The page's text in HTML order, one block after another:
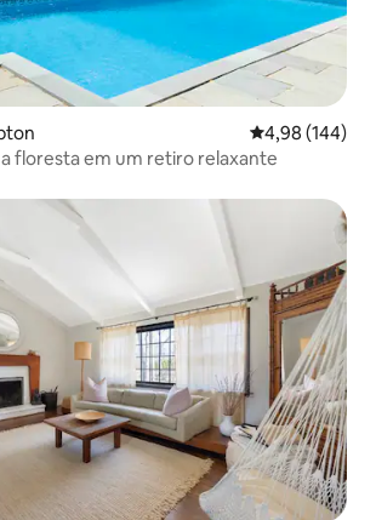
4,98 de uma
4,98 (144)
a floresta em um retiro relaxante